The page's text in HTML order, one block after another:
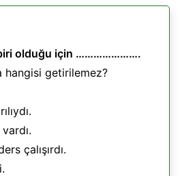
biri olduğu için ………………….
hangisi getirilemez?
çalışırdı.